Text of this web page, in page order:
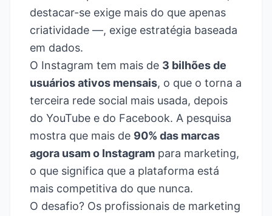
destacar-se exige mais do que apenas
criatividade —, exige estratégia baseada
em dados.
O Instagram tem mais de 3 bilhões de
usuários ativos mensais, o que o torna a
terceira rede social mais usada, depois
do YouTube e do Facebook. A pesquisa
mostra que mais de 90% das marcas
agora usam o Instagram para marketing,
o que significa que a plataforma está
mais competitiva do que nunca.
O desafio? Os profissionais de marketing